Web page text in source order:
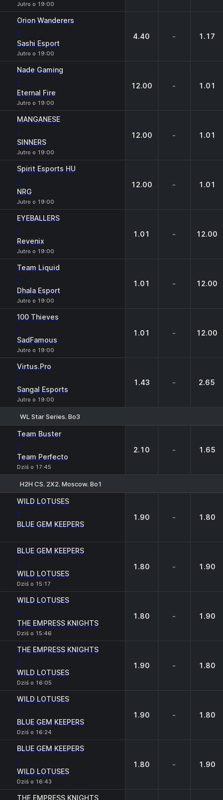
Jutro o 19:00
Orion Wanderers
-
Sashi Esport
Jutro o 19:00
4.40 - 1.17
Nade Gaming
-
Eternal Fire
Jutro o 19:00
12.00 - 1.01
MANGANESE
-
SINNERS
Jutro o 19:00
12.00 - 1.01
Spirit Esports HU
-
NRG
Jutro o 19:00
12.00 - 1.01
EYEBALLERS
-
Revenix
Jutro o 19:00
1.01 - 12.00
Team Liquid
-
Dhala Esport
Jutro o 19:00
1.01 - 12.00
100 Thieves
-
SadFamous
Jutro o 19:00
1.01 - 12.00
Virtus.Pro
-
Sangal Esports
Jutro o 19:00
1.43 - 2.65
WL Star Series. Bo3
Team Buster
-
Team Perfecto
Dziś o 17:45
2.10 - 1.65
H2H CS. 2X2. Moscow. Bo1
WILD LOTUSES
-
BLUE GEM KEEPERS
1.90 - 1.80
BLUE GEM KEEPERS
-
WILD LOTUSES
Dziś o 15:17
1.80 - 1.90
WILD LOTUSES
-
THE EMPRESS KNIGHTS
Dziś o 15:46
1.80 - 1.90
THE EMPRESS KNIGHTS
-
WILD LOTUSES
Dziś o 16:05
1.90 - 1.80
WILD LOTUSES
-
BLUE GEM KEEPERS
Dziś o 16:24
1.90 - 1.80
BLUE GEM KEEPERS
-
WILD LOTUSES
Dziś o 16:43
1.80 - 1.90
THE EMPRESS KNIGHTS